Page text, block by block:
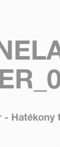
- Hatékony